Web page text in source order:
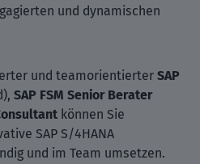
und dynamischen
und teamorientierter SAP
SAP FSM Senior Berater
können Sie
SAP S/4HANA
und im Team umsetzen.